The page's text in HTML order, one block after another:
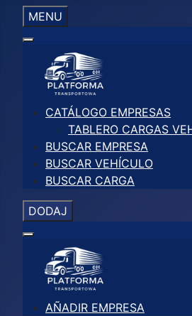
MENU
CATÁLOGO EMPRESAS
TABLERO CARGAS
BUSCAR EMPRESA
BUSCAR VEHÍCULO
BUSCAR CARGA
DODAJ
AÑADIR EMPRESA